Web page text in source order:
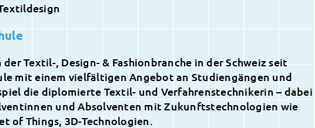
Textil-, Design- & Fashionbranche in der Schweiz seit
mit einem vielfältigen Angebot an Studiengängen und
die diplomierte Textil- und Verfahrenstechnikerin – dabei
und Absolventen mit Zukunftstechnologien wie
of Things, 3D-Technologien.